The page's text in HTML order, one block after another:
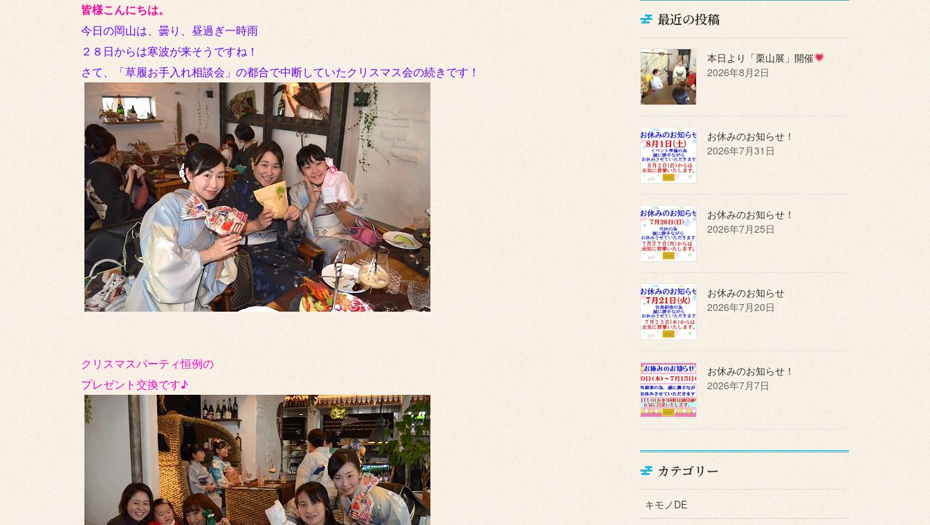
皆様こんにちは。
今日の岡山は、曇り、昼過ぎ一時雨
２８日からは寒波が来そうですね！
さて、「草履お手入れ相談会」の都合で中断していたクリスマス会の続きです！
クリスマスパーティ恒例の
プレゼント交換です♪
最近の投稿
本日より「栗山展」開催
2026年8月2日
お休みのお知らせ！
2026年7月31日
お休みのお知らせ！
2026年7月25日
お休みのお知らせ
2026年7月20日
お休みのお知らせ！
2026年7月7日
カテゴリー
キモノDE